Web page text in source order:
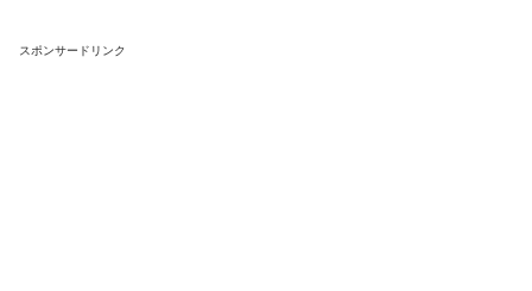
スポンサードリンク